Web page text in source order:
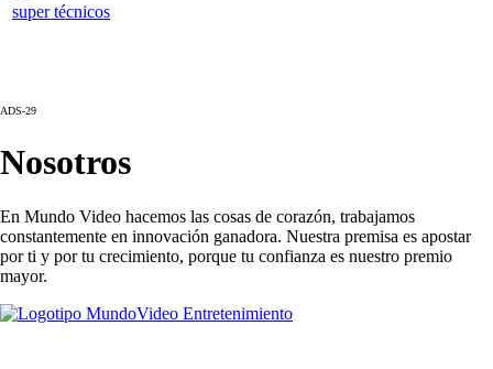
super técnicos
ADS-29
Nosotros
En Mundo Video hacemos las cosas de corazón, trabajamos
constantemente en innovación ganadora. Nuestra premisa es apostar
por ti y por tu crecimiento, porque tu confianza es nuestro premio
mayor.